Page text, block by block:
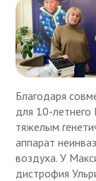
Благодаря
для 10-
тяжелым
аппарат
воздуха. У
дистрофия